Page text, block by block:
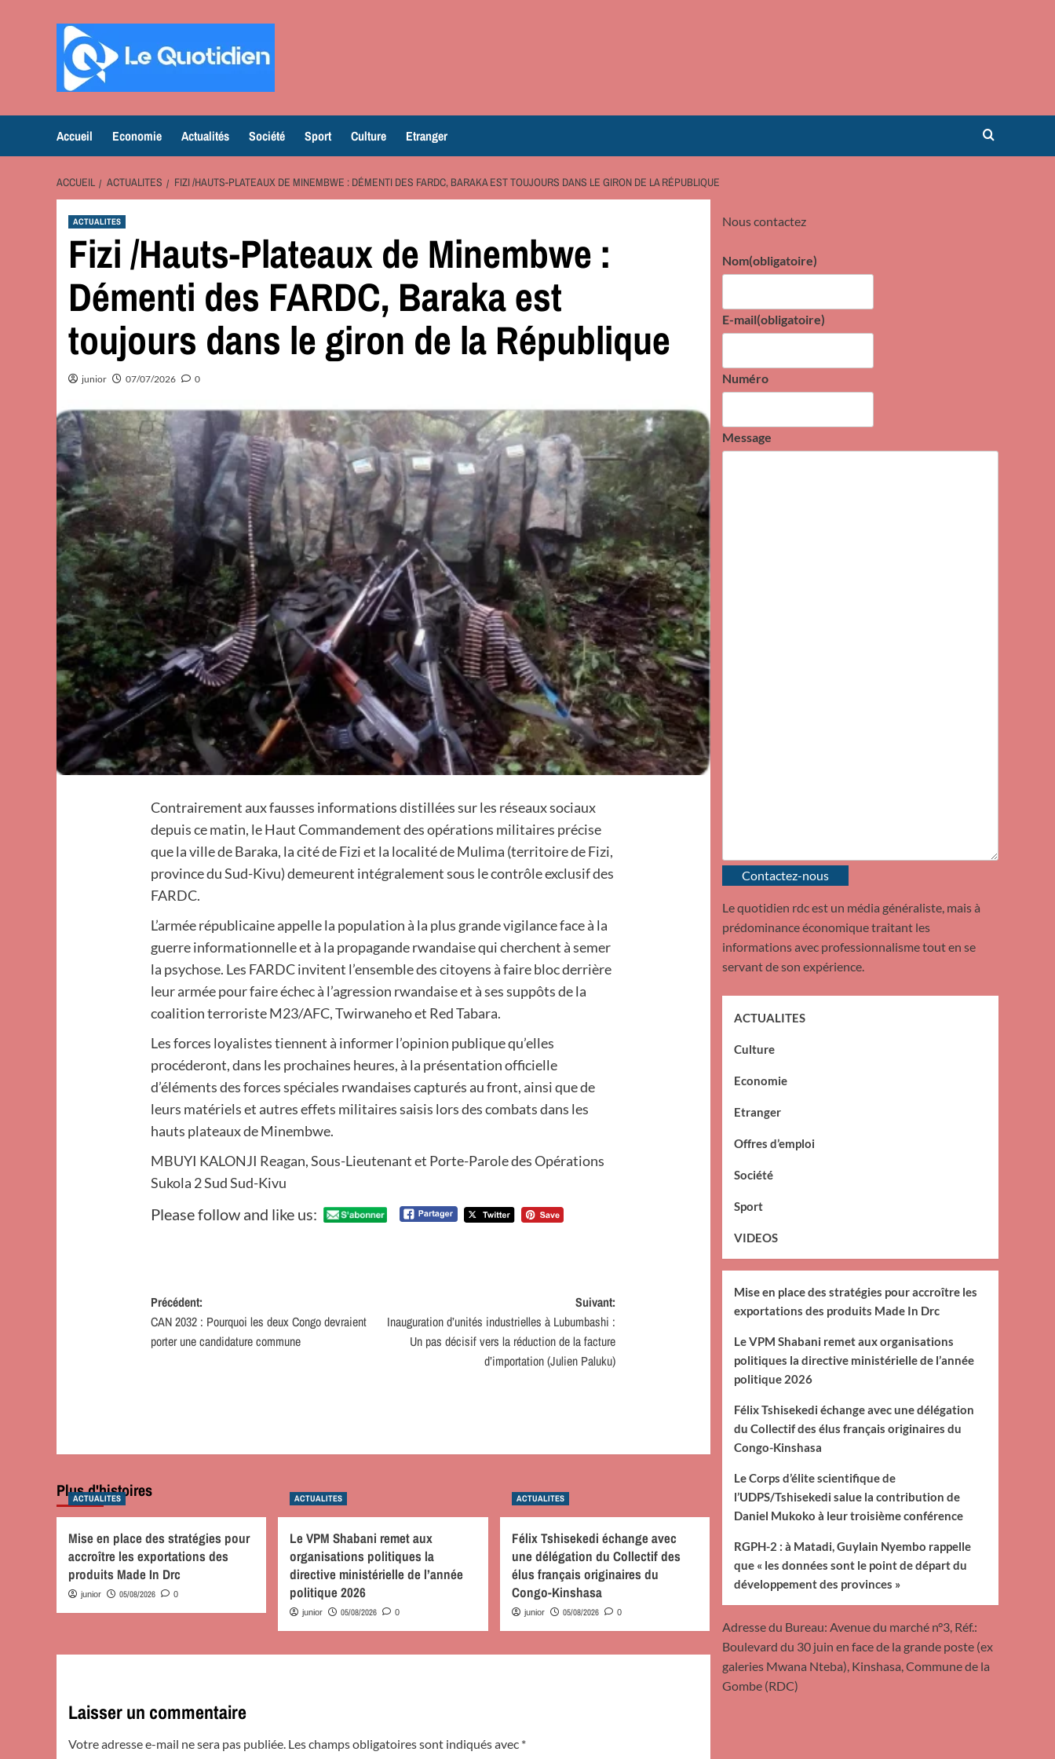
Accueil Economie Actualités Société Sport Culture Etranger
ACCUEIL ACTUALITES FIZI /HAUTS-PLATEAUX DE MINEMBWE : DÉMENTI DES FARDC, BARAKA EST TOUJOURS DANS LE GIRON DE LA RÉPUBLIQUE
ACTUALITES
Fizi /Hauts-Plateaux de Minembwe :
Démenti des FARDC, Baraka est
toujours dans le giron de la République
junior 07/07/2026 0
Contrairement aux fausses informations distillées sur les réseaux sociaux
depuis ce matin, le Haut Commandement des opérations militaires précise
que la ville de Baraka, la cité de Fizi et la localité de Mulima (territoire de Fizi,
province du Sud-Kivu) demeurent intégralement sous le contrôle exclusif des
FARDC.
L’armée républicaine appelle la population à la plus grande vigilance face à la
guerre informationnelle et à la propagande rwandaise qui cherchent à semer
la psychose. Les FARDC invitent l’ensemble des citoyens à faire bloc derrière
leur armée pour faire échec à l’agression rwandaise et à ses suppôts de la
coalition terroriste M23/AFC, Twirwaneho et Red Tabara.
Les forces loyalistes tiennent à informer l’opinion publique qu’elles
procéderont, dans les prochaines heures, à la présentation officielle
d’éléments des forces spéciales rwandaises capturés au front, ainsi que de
leurs matériels et autres effets militaires saisis lors des combats dans les
hauts plateaux de Minembwe.
MBUYI KALONJI Reagan, Sous-Lieutenant et Porte-Parole des Opérations
Sukola 2 Sud Sud-Kivu
Please follow and like us:
Navigation
d’article
Précédent:
CAN 2032 : Pourquoi les deux Congo devraient
porter une candidature commune
Suivant:
Inauguration d’unités industrielles à Lubumbashi :
Un pas décisif vers la réduction de la facture
d’importation (Julien Paluku)
Plus d'histoires
ACTUALITES
Mise en place des stratégies pour
accroître les exportations des
produits Made In Drc
junior 05/08/2026 0
ACTUALITES
Le VPM Shabani remet aux
organisations politiques la
directive ministérielle de l’année
politique 2026
junior 05/08/2026 0
ACTUALITES
Félix Tshisekedi échange avec
une délégation du Collectif des
élus français originaires du
Congo-Kinshasa
junior 05/08/2026 0
Laisser un commentaire
Votre adresse e-mail ne sera pas publiée. Les champs obligatoires sont indiqués avec *
Nous contactez
Nom(obligatoire)
E-mail(obligatoire)
Numéro
Message
Contactez-nous
Le quotidien rdc est un média généraliste, mais à
prédominance économique traitant les
informations avec professionnalisme tout en se
servant de son expérience.
ACTUALITES
Culture
Economie
Etranger
Offres d’emploi
Société
Sport
VIDEOS
Mise en place des stratégies pour accroître les
exportations des produits Made In Drc
Le VPM Shabani remet aux organisations
politiques la directive ministérielle de l’année
politique 2026
Félix Tshisekedi échange avec une délégation
du Collectif des élus français originaires du
Congo-Kinshasa
Le Corps d’élite scientifique de
l’UDPS/Tshisekedi salue la contribution de
Daniel Mukoko à leur troisième conférence
RGPH-2 : à Matadi, Guylain Nyembo rappelle
que « les données sont le point de départ du
développement des provinces »
Adresse du Bureau: Avenue du marché n°3, Réf.:
Boulevard du 30 juin en face de la grande poste (ex
galeries Mwana Nteba), Kinshasa, Commune de la
Gombe (RDC)